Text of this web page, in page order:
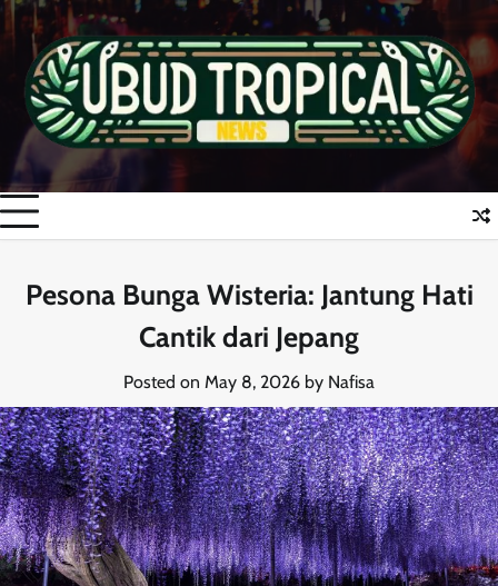
Skip
to
content
Pesona Bunga Wisteria: Jantung Hati
Cantik dari Jepang
Posted on May 8, 2026 by Nafisa